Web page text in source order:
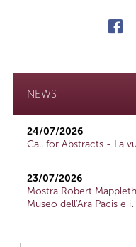
NEWS
24/07/2026
Call for Abstracts - La
23/07/2026
Mostra Robert
Museo dell'Ara Pacis e